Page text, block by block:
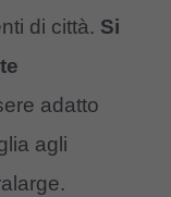
di città. Si
adatto
agli